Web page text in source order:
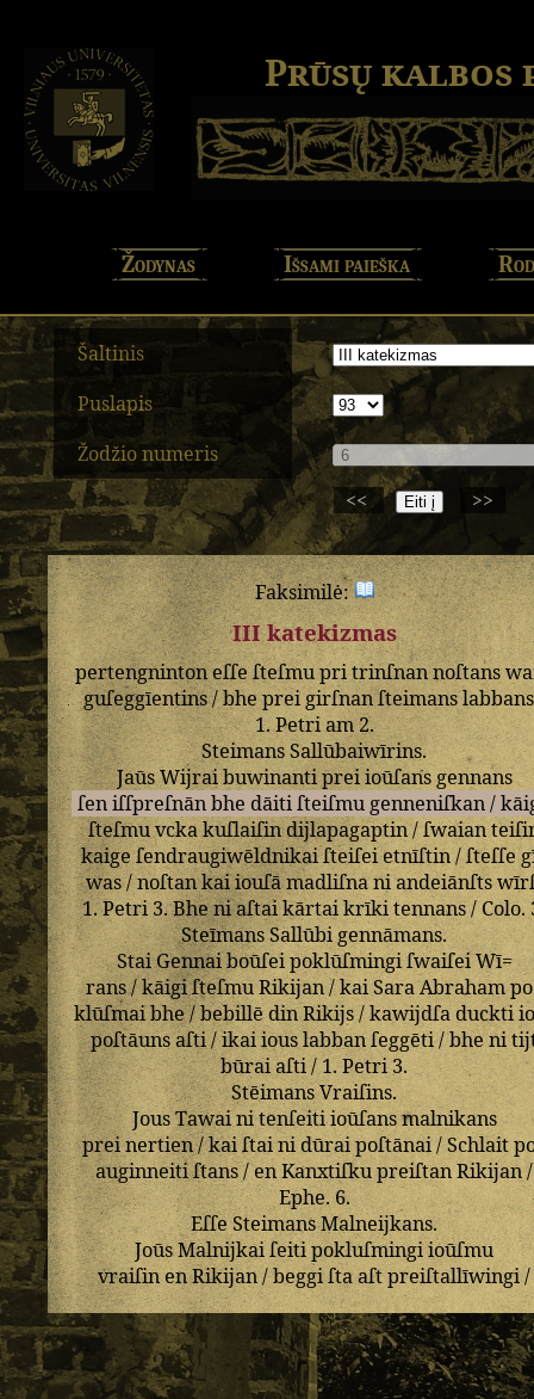
Prūsų kalbos
Žodynas Išsami paieška
Šaltinis
Puslapis
Žodžio numeris
<<
>>
Faksimilė:
III katekizmas
pertengnintoneſſeſteſmu pritrinſnannoſtans
guſeggīentins/bheprei girſnanſteimanslabbans
1.Petriam2.
Steimans Sallūbaiwīrins.
JaūsWijraibuwinantipreiioūſansgennans
ſeniſſpreſnānbhe dāitiſteiſmu genneniſkan/
ſteſmu vcka kuſlaiſin dijlapagaptin/ſwaian
kaige ſendraugiwēldnikaiſteiſeietnīſtin/ſteſſe
was/noſtankaiiouſāmadliſnaniandeiānſts
1.Petri3.Bheniaſtaikārtaikrīki tennans/Colo.
Steīmans Sallūbi gennāmans.
StaiGennaiboūſeipoklūſmingiſwaiſeiWī=
rans/kāigiſteſmuRikijan/kaiSaraAbraham
klūſmaibhe/bebillēdinRikijs/kawijdſaduckti
poſtāunsaſti/ikaiious labban ſeggēti/bhe ni
būrai aſti/1.Petri 3.
StēimansVraiſins.
JousTawainitenſeitiioūſansmalnikans
preinertien/kaiſtainidūraipoſtānai/Schlait
auginneitiſtans/enKanxtiſkupreiſtan Rikijan/
Ephe.6.
EſſeSteimansMalneijkans.
JoūsMalnijkaiſeitipokluſmingiioūſmu
vraiſin enRikijan/beggi ſtaaſtpreiſtallīwingi/